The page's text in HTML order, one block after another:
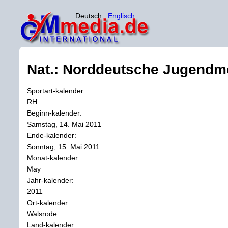
Deutsch Englisch
Nat.: Norddeutsche
Sportart-kalender:
RH
Beginn-kalender:
Samstag, 14. Mai 2011
Ende-kalender:
Sonntag, 15. Mai 2011
Monat-kalender:
May
Jahr-kalender:
2011
Ort-kalender:
Walsrode
Land-kalender: